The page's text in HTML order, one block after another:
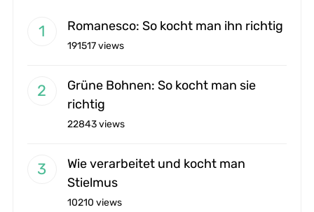
Romanesco: So kocht man ihn richtig
191517 views
Grüne Bohnen: So kocht man sie
richtig
22843 views
Wie verarbeitet und kocht man
Stielmus
10210 views